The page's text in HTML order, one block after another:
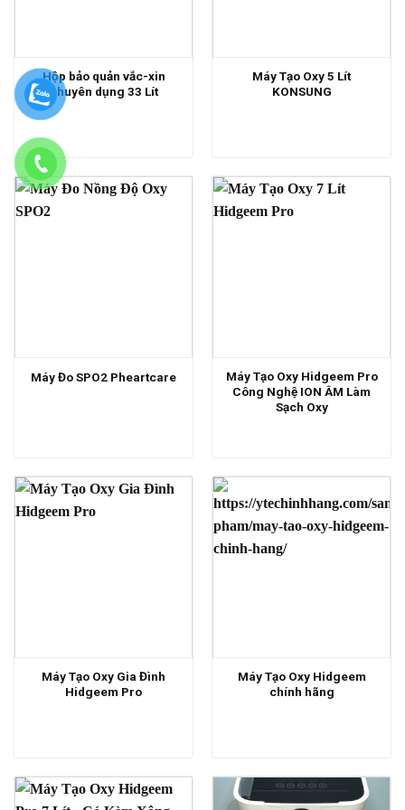
Hộp bảo quản vắc-xin
chuyên dụng 33 Lít
Máy Tạo Oxy 5 Lít
KONSUNG
Máy Đo SPO2 Pheartcare
Máy Tạo Oxy Hidgeem Pro
Công Nghệ ION ÂM Làm
Sạch Oxy
Máy Tạo Oxy Gia Đình
Hidgeem Pro
Máy Tạo Oxy Hidgeem
chính hãng